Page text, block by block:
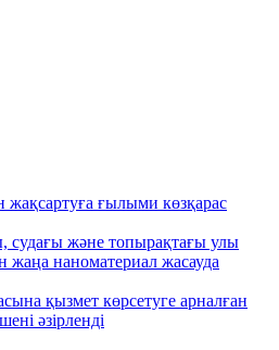
жақсартуға ғылыми көзқарас
судағы және топырақтағы улы
наноматериал жасауда
қызмет көрсетуге арналған
әзірленді